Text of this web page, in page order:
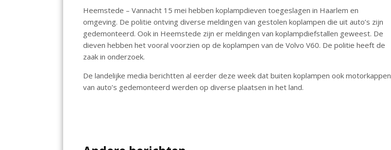
e
b
o
o
k
at
s
A
p
p
ai
l
Heemstede – Vannacht 15 mei hebben koplampdieven toegeslagen in Haarlem en
omgeving. De politie ontving diverse meldingen van gestolen koplampen die uit auto’s zijn
gedemonteerd. Ook in Heemstede zijn er meldingen van koplampdiefstallen geweest. De
dieven hebben het vooral voorzien op de koplampen van de Volvo V60. De politie heeft de
zaak in onderzoek.
De landelijke media berichtten al eerder deze week dat buiten koplampen ook motorkappen
van auto’s gedemonteerd werden op diverse plaatsen in het land.